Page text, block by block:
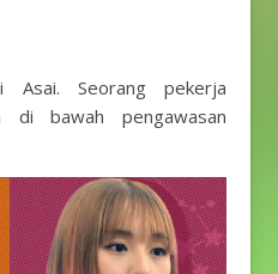
Asai. Seorang pekerja
di bawah pengawasan